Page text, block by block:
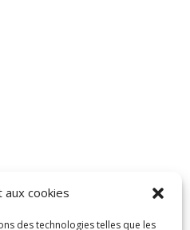
cookies
des technologies telles que les